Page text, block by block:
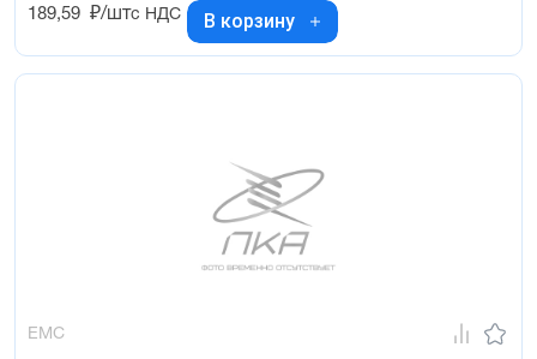
189,59 ₽/штс НДС В корзину
EMC